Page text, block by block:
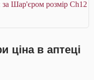
за Шар'єром розмір Ch12
ціна в аптеці